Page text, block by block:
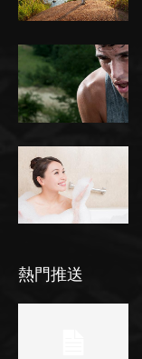
熱門推送